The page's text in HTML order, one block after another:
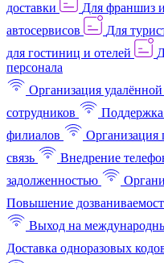
доставки
Для франшиз и
автосервисов
Для
для гостиниц и отелей
персонала
Организация
сотрудников
филиалов
Организация
связь
Внедрение
задолженностью
Повышение
Выход на
Доставка одноразовых